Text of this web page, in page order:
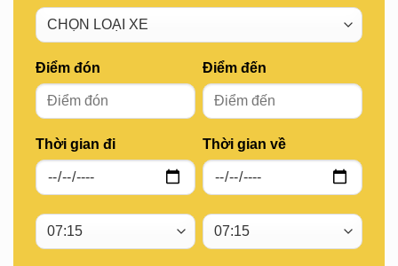
Điểm đón
Thời gian đi
Điểm đến
Thời gian về